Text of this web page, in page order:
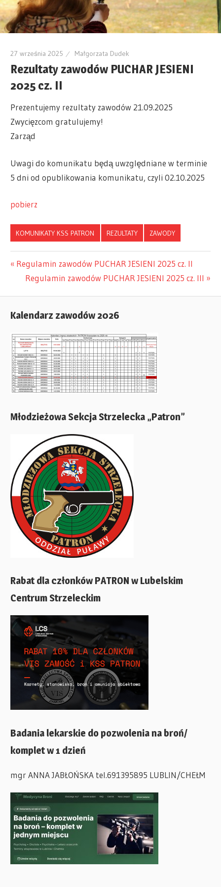
27 września 2025 Małgorzata Dudek
Rezultaty zawodów PUCHAR JESIENI
2025 cz. II
Prezentujemy rezultaty zawodów 21.09.2025
Zwycięzcom gratulujemy!
Zarząd
Uwagi do komunikatu będą uwzględniane w terminie
5 dni od opublikowania komunikatu, czyli 02.10.2025
pobierz
KOMUNIKATY KSS PATRON REZULTATY ZAWODY
Nawigacja
wpisu
Previous
Post:
Regulamin zawodów PUCHAR JESIENI 2025 cz. II
Next
Regulamin zawodów PUCHAR JESIENI 2025 cz. III
Kalendarz zawodów 2026
Młodzieżowa Sekcja Strzelecka „Patron”
Rabat dla członków PATRON w Lubelskim
Centrum Strzeleckim
Badania lekarskie do pozwolenia na broń/
komplet w 1 dzień
mgr ANNA JABŁOŃSKA tel.691395895 LUBLIN/CHEŁM